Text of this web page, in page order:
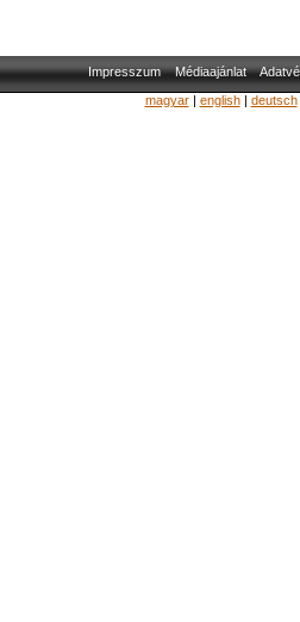
Impresszum Médiaajánlat
magyar| english| deutsch